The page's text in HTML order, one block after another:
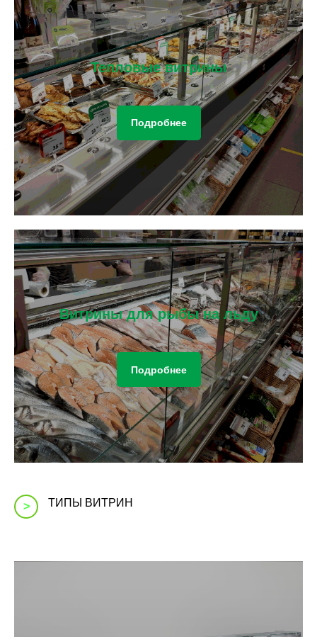
Тепловые витрины
Подробнее
Витрины для рыбы на льду
Подробнее
> ТИПЫ ВИТРИН